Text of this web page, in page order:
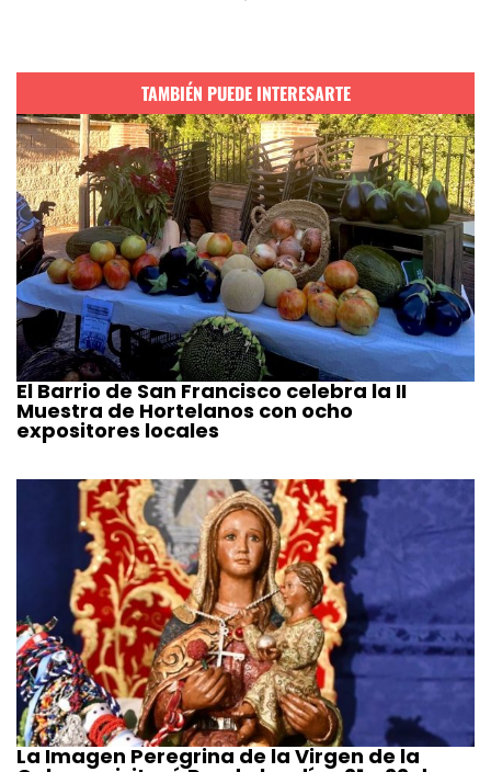
TAMBIÉN PUEDE INTERESARTE
El Barrio de San Francisco celebra la II
Muestra de Hortelanos con ocho
expositores locales
La Imagen Peregrina de la Virgen de la